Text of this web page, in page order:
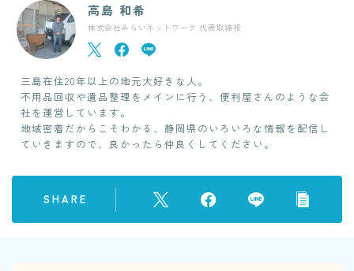
高島 和希
株式会社みらいネットワーク 代表取締役
三島在住20年以上の地元大好きな人。
不用品回収や遺品整理をメインに行う、便利屋さんのような会
社を運営しています。
地域密着だからこそわかる、静岡県のいろいろな情報を配信し
ていきますので、良かったら仲良くしてください。
SHARE